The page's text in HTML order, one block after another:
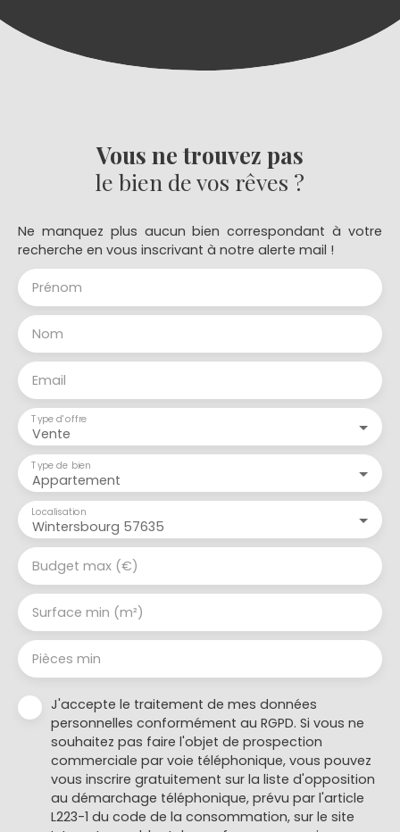
Vous ne trouvez pas
le bien de vos rêves ?
Ne manquez plus aucun bien correspondant à votre
recherche en vous inscrivant à notre alerte mail !
Prénom
Nom
Email
Vente
Type d'offre
Appartement
Type de bien
Wintersbourg 57635
Localisation
Budget max (€)
Surface min (m²)
Pièces min
J'accepte le traitement de mes données
personnelles conformément au RGPD. Si vous ne
souhaitez pas faire l'objet de prospection
commerciale par voie téléphonique, vous pouvez
vous inscrire gratuitement sur la liste d'opposition
au démarchage téléphonique, prévu par l'article
L223-1 du code de la consommation, sur le site